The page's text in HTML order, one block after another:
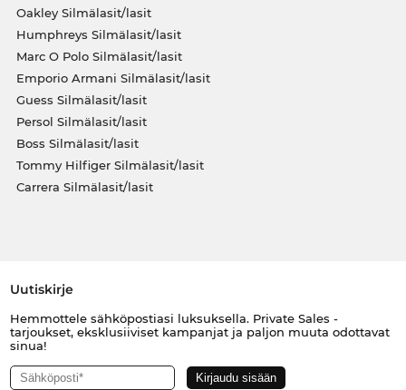
Oakley Silmälasit/lasit
Humphreys Silmälasit/lasit
Marc O Polo Silmälasit/lasit
Emporio Armani Silmälasit/lasit
Guess Silmälasit/lasit
Persol Silmälasit/lasit
Boss Silmälasit/lasit
Tommy Hilfiger Silmälasit/lasit
Carrera Silmälasit/lasit
Uutiskirje
Hemmottele sähköpostiasi luksuksella. Private Sales -
tarjoukset, eksklusiiviset kampanjat ja paljon muuta odottavat
sinua!